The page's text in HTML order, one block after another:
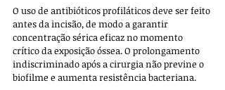
O uso de antibióticos profiláticos deve ser feito
antes da incisão, de modo a garantir
concentração sérica eficaz no momento
crítico da exposição óssea. O prolongamento
indiscriminado após a cirurgia não previne o
biofilme e aumenta resistência bacteriana.